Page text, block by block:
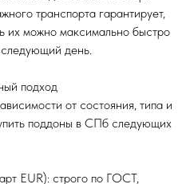
транспорта гарантирует,
их можно максимально быстро
день.
подход
от состояния, типа и
поддоны в СПб следующих
EUR): строго по ГОСТ,